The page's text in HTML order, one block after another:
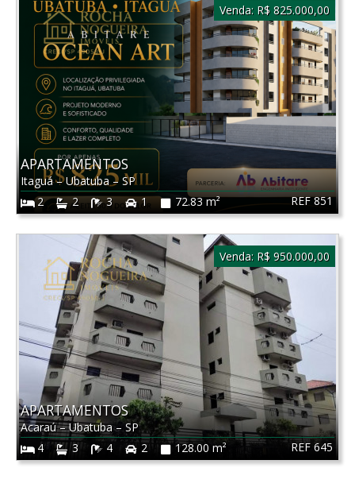
REF 851
APARTAMENTOS
Itaguá–Ubatuba– SP
2
2 3 1 72.83 m²
Venda: R$ 825.000,00
REF 645
APARTAMENTOS
Acaraú–Ubatuba–SP
4
3 4 2 128.00 m²
Venda: R$ 950.000,00